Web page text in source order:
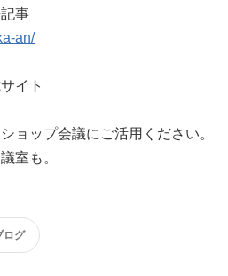
事
an/
イト
ョップ会議にご活用ください。
室も。
ログ